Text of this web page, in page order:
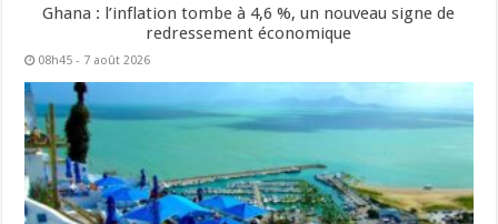
Ghana : l’inflation tombe à 4,6 %, un nouveau signe de
redressement économique
08h45 - 7 août 2026